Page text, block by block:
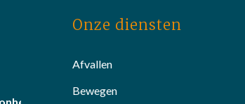
Onze diensten
Afvallen
Bewegen